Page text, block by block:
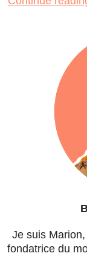
Je suis
fondatrice du